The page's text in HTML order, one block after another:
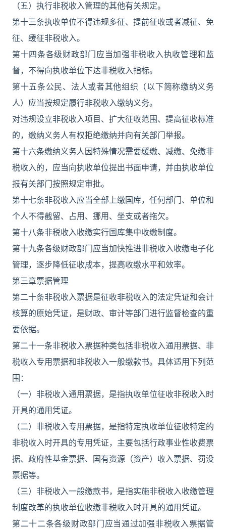
（五）执行非税收入管理的其他有关规定。
第十三条执收单位不得违规多征、提前征收或者减征、免
征、缓征非税收入。
第十四条各级财政部门应当加强非税收入执收管理和监
督，不得向执收单位下达非税收入指标。
第十五条公民、法人或者其他组织（以下简称缴纳义务
人）应当按规定履行非税收入缴纳义务。
对违规设立非税收入项目、扩大征收范围、提高征收标准
的，缴纳义务人有权拒绝缴纳并向有关部门举报。
第十六条缴纳义务人因特殊情况需要缓缴、减缴、免缴非
税收入的，应当向执收单位提出书面申请，并由执收单位
报有关部门按照规定审批。
第十七条非税收入应当全部上缴国库，任何部门、单位和
个人不得截留、占用、挪用、坐支或者拖欠。
第十八条非税收入收缴实行国库集中收缴制度。
第十九条各级财政部门应当加快推进非税收入收缴电子化
管理，逐步降低征收成本，提高收缴水平和效率。
第三章票据管理
第二十条非税收入票据是征收非税收入的法定凭证和会计
核算的原始凭证，是财政、审计等部门进行监督检查的重
要依据。
第二十一条非税收入票据种类包括非税收入通用票据、非
税收入专用票据和非税收入一般缴款书。具体适用下列范
围：
（一）非税收入通用票据，是指执收单位征收非税收入时
开具的通用凭证。
（二）非税收入专用票据，是指特定执收单位征收特定的
非税收入时开具的专用凭证，主要包括行政事业性收费票
据、政府性基金票据、国有资源（资产）收入票据、罚没
票据等。
（三）非税收入一般缴款书，是指实施非税收入收缴管理
制度改革的执收单位收缴非税收入时开具的通用凭证。
第二十二条各级财政部门应当通过加强非税收入票据管